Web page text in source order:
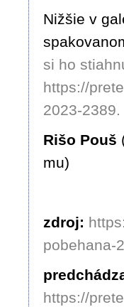
Nižšie v
si ho
https://
2023-2389.
Rišo Pouš
mu)
zdroj:
pobehana-
https://